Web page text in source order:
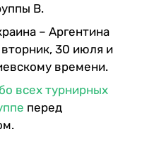
В.
– Аргентина
30 июля и
времени.
всех турнирных
перед